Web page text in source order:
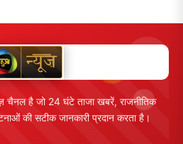
चैनल है जो 24 घंटे ताजा खबरें, राजनीतिक
की सटीक जानकारी प्रदान करता है।